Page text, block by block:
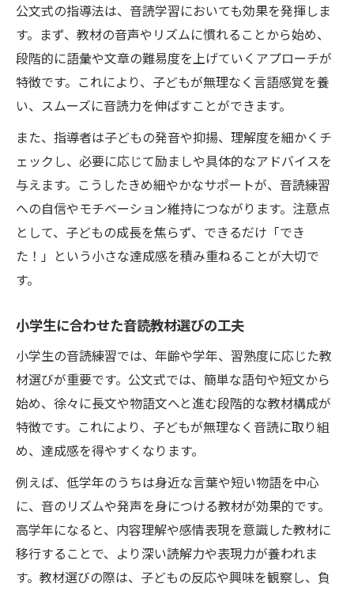
公文式の指導法は、音読学習においても効果を発揮しま
す。まず、教材の音声やリズムに慣れることから始め、
段階的に語彙や文章の難易度を上げていくアプローチが
特徴です。これにより、子どもが無理なく言語感覚を養
い、スムーズに音読力を伸ばすことができます。
また、指導者は子どもの発音や抑揚、理解度を細かくチ
ェックし、必要に応じて励ましや具体的なアドバイスを
与えます。こうしたきめ細やかなサポートが、音読練習
への自信やモチベーション維持につながります。注意点
として、子どもの成長を焦らず、できるだけ「でき
た！」という小さな達成感を積み重ねることが大切で
す。
小学生に合わせた音読教材選びの工夫
小学生の音読練習では、年齢や学年、習熟度に応じた教
材選びが重要です。公文式では、簡単な語句や短文から
始め、徐々に長文や物語文へと進む段階的な教材構成が
特徴です。これにより、子どもが無理なく音読に取り組
め、達成感を得やすくなります。
例えば、低学年のうちは身近な言葉や短い物語を中心
に、音のリズムや発声を身につける教材が効果的です。
高学年になると、内容理解や感情表現を意識した教材に
移行することで、より深い読解力や表現力が養われま
す。教材選びの際は、子どもの反応や興味を観察し、負